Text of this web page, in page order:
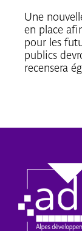
Une
en place
pour les
publics
recensera